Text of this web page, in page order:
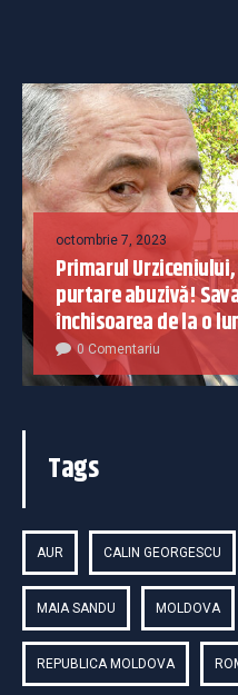
octombrie 7, 2023
Primarul
purtare abuzivă!
închisoarea de la o
0 Comentariu
Tags
AUR CALIN GEORGESCU
MAIA SANDU MOLDOVA
REPUBLICA MOLDOVA